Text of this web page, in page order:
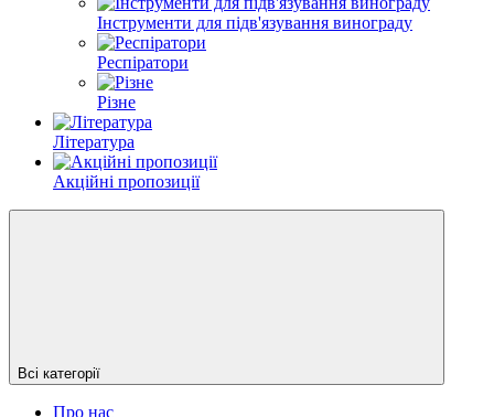
Інструменти для підв'язування винограду
Респіратори
Різне
Література
Акційні пропозиції
Всі категорії
Про нас